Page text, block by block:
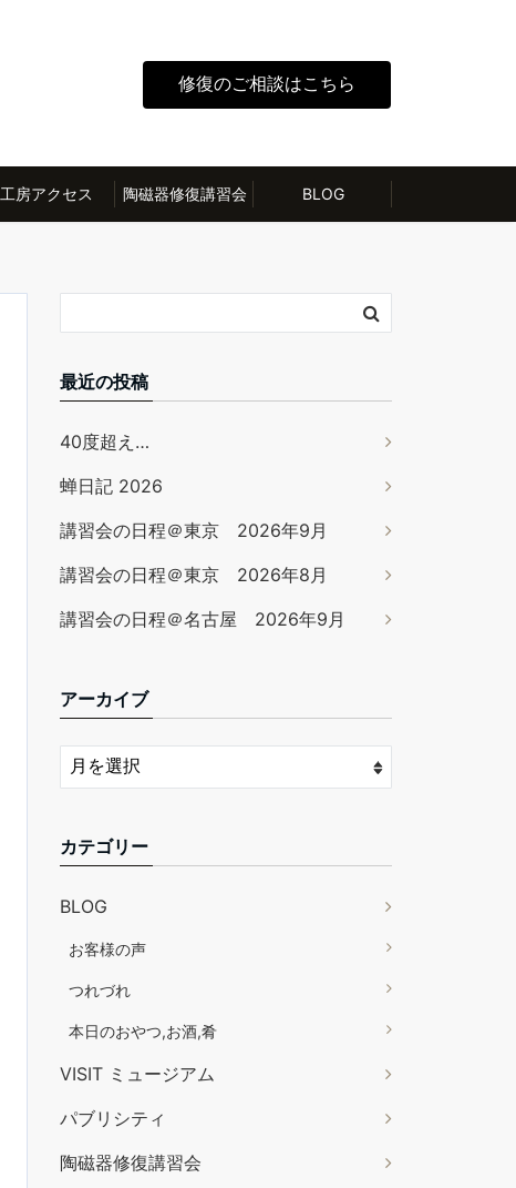
修復のご相談はこちら
工房アクセス 陶磁器修復講習会 BLOG
最近の投稿
40度超え…
蝉日記 2026
講習会の日程＠東京 2026年9月
講習会の日程＠東京 2026年8月
講習会の日程＠名古屋 2026年9月
アーカイブ
カテゴリー
BLOG
お客様の声
つれづれ
本日のおやつ,お酒,肴
VISIT ミュージアム
パブリシティ
陶磁器修復講習会